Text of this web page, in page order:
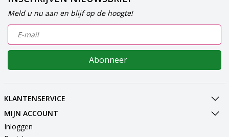
Meld u nu aan en blijf op de hoogte!
Abonneer
KLANTENSERVICE
MIJN ACCOUNT
Inloggen